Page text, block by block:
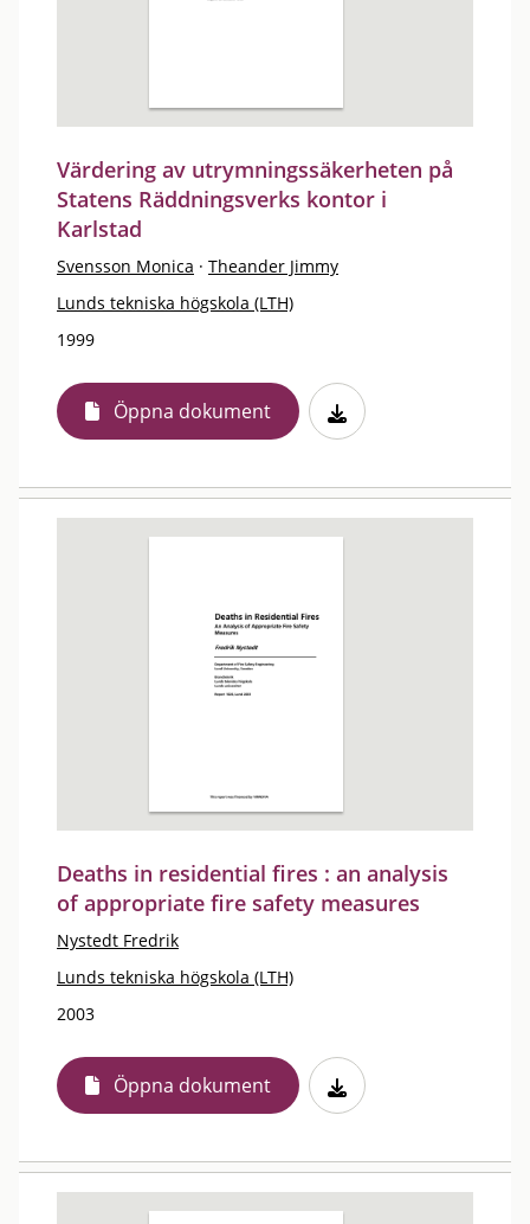
Värdering av utrymningssäkerheten på
Statens Räddningsverks kontor i
Karlstad
Svensson Monica · Theander Jimmy
Lunds tekniska högskola (LTH)
1999
Öppna dokument
Deaths in residential fires : an analysis
of appropriate fire safety measures
Nystedt Fredrik
Lunds tekniska högskola (LTH)
2003
Öppna dokument